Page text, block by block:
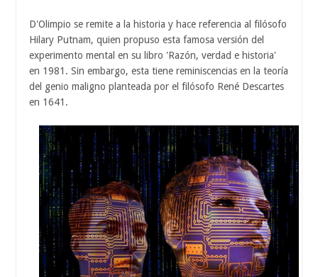
D'Olimpio se remite a la historia y hace referencia al filósofo
Hilary Putnam, quien propuso esta famosa versión del
experimento mental en su libro 'Razón, verdad e historia'
en 1981. Sin embargo, esta tiene reminiscencias en la teoría
del genio maligno planteada por el filósofo René Descartes
en 1641.